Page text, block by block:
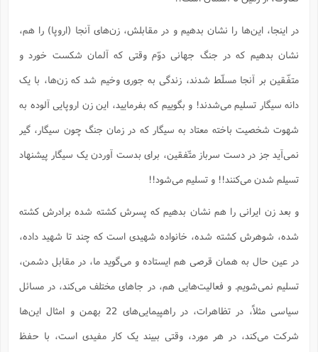
در اینجا، این‌ها را نشان بدهیم و در مقابلش، زن‌های آنجا (اروپا) را هم،
نشان بدهیم که در جنگ جهانی دوّم وقتی که آلمان شکست خورد و
متفّقین بر آنجا مسلّط شدند، زندگی به جوری وخیم شد که زن‌ها، با یک
دانه سیگار تسلیم می‌شدند! و بگوییم که بفرمایید، این زن اروپایی آلوده به
شهوت شخصیت باخته معتاد به سیگار که در زمان جنگ چون سیگار، گیر
نمی‌آید جز در دست سرباز متّفقین، برای بدست آوردن یک سیگار پیشنهاد
تسیلم شدن می‌کنند!! و تسلیم می‌شود!!
و بعد زن ایرانی را هم نشان بدهیم که پسرش کشته شده برادرش کشته
شده، شوهرش کشته شده، خانواده شهیدی است که چند تا شهید داده،
در عین حال به همان قرصی هم ایستاده و می‌گوید ما، در مقابل دشمن،
تسلیم نمی‌شویم. و فعالیت‌هایی هم، در جاهای مختلف می‌کند، در مسائل
سیاسی مثلاً، در تظاهرات، در راهپیمایی‌های 22 بهمن و امثال این‌ها
شرکت می‌کند، در هر مورد، وقتی ببیند یک کار مفیدی است، با حفظ